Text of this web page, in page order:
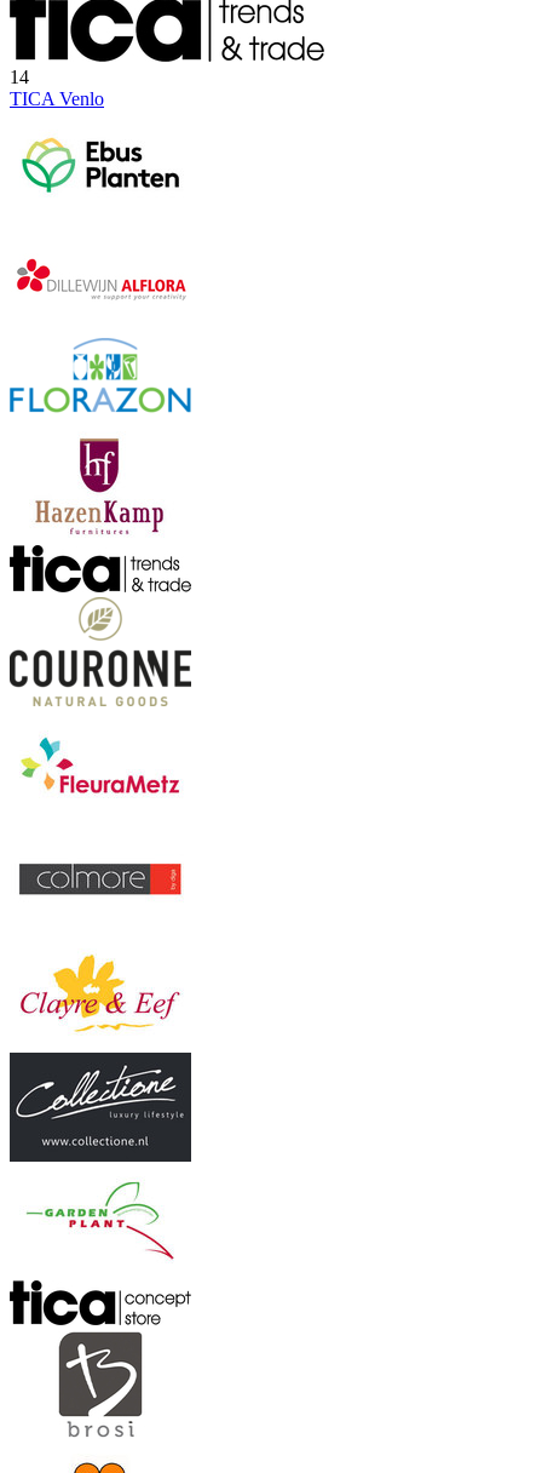
14
TICA Venlo